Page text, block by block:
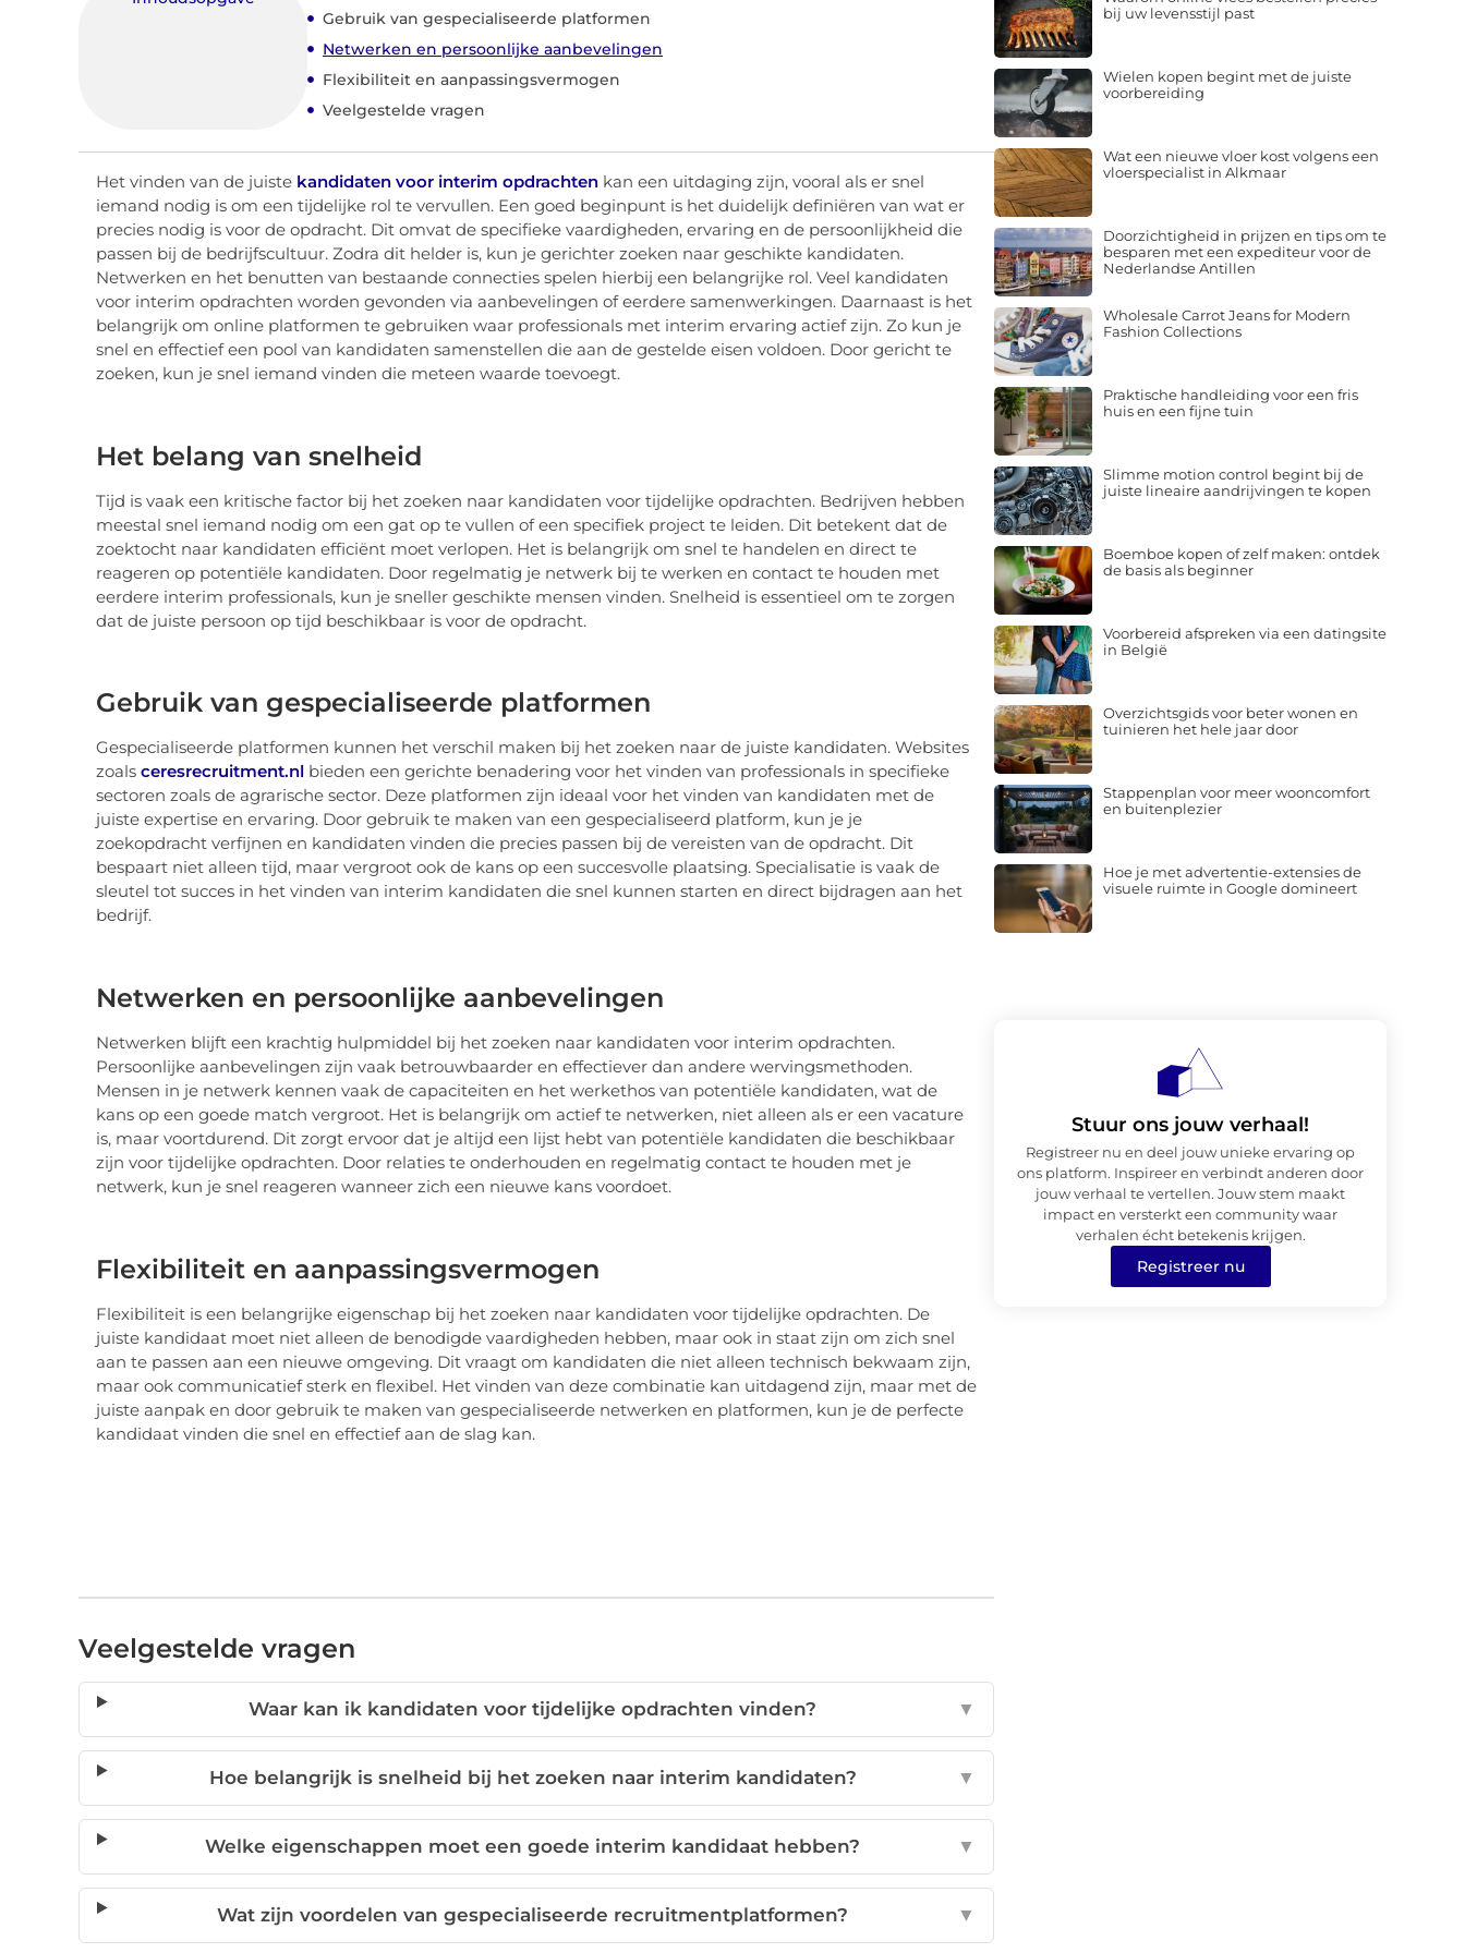
Gebruik van gespecialiseerde platformen
Netwerken en persoonlijke aanbevelingen
Flexibiliteit en aanpassingsvermogen
Veelgestelde vragen
Het vinden van de juiste kandidaten voor interim opdrachten kan een uitdaging zijn, vooral als er snel
iemand nodig is om een tijdelijke rol te vervullen. Een goed beginpunt is het duidelijk definiëren van wat er
precies nodig is voor de opdracht. Dit omvat de specifieke vaardigheden, ervaring en de persoonlijkheid die
passen bij de bedrijfscultuur. Zodra dit helder is, kun je gerichter zoeken naar geschikte kandidaten.
Netwerken en het benutten van bestaande connecties spelen hierbij een belangrijke rol. Veel kandidaten
voor interim opdrachten worden gevonden via aanbevelingen of eerdere samenwerkingen. Daarnaast is het
belangrijk om online platformen te gebruiken waar professionals met interim ervaring actief zijn. Zo kun je
snel en effectief een pool van kandidaten samenstellen die aan de gestelde eisen voldoen. Door gericht te
zoeken, kun je snel iemand vinden die meteen waarde toevoegt.
Het belang van snelheid
Tijd is vaak een kritische factor bij het zoeken naar kandidaten voor tijdelijke opdrachten. Bedrijven hebben
meestal snel iemand nodig om een gat op te vullen of een specifiek project te leiden. Dit betekent dat de
zoektocht naar kandidaten efficiënt moet verlopen. Het is belangrijk om snel te handelen en direct te
reageren op potentiële kandidaten. Door regelmatig je netwerk bij te werken en contact te houden met
eerdere interim professionals, kun je sneller geschikte mensen vinden. Snelheid is essentieel om te zorgen
dat de juiste persoon op tijd beschikbaar is voor de opdracht.
Gebruik van gespecialiseerde platformen
Gespecialiseerde platformen kunnen het verschil maken bij het zoeken naar de juiste kandidaten. Websites
zoals ceresrecruitment.nl bieden een gerichte benadering voor het vinden van professionals in specifieke
sectoren zoals de agrarische sector. Deze platformen zijn ideaal voor het vinden van kandidaten met de
juiste expertise en ervaring. Door gebruik te maken van een gespecialiseerd platform, kun je je
zoekopdracht verfijnen en kandidaten vinden die precies passen bij de vereisten van de opdracht. Dit
bespaart niet alleen tijd, maar vergroot ook de kans op een succesvolle plaatsing. Specialisatie is vaak de
sleutel tot succes in het vinden van interim kandidaten die snel kunnen starten en direct bijdragen aan het
bedrijf.
Netwerken en persoonlijke aanbevelingen
Netwerken blijft een krachtig hulpmiddel bij het zoeken naar kandidaten voor interim opdrachten.
Persoonlijke aanbevelingen zijn vaak betrouwbaarder en effectiever dan andere wervingsmethoden.
Mensen in je netwerk kennen vaak de capaciteiten en het werkethos van potentiële kandidaten, wat de
kans op een goede match vergroot. Het is belangrijk om actief te netwerken, niet alleen als er een vacature
is, maar voortdurend. Dit zorgt ervoor dat je altijd een lijst hebt van potentiële kandidaten die beschikbaar
zijn voor tijdelijke opdrachten. Door relaties te onderhouden en regelmatig contact te houden met je
netwerk, kun je snel reageren wanneer zich een nieuwe kans voordoet.
Flexibiliteit en aanpassingsvermogen
Flexibiliteit is een belangrijke eigenschap bij het zoeken naar kandidaten voor tijdelijke opdrachten. De
juiste kandidaat moet niet alleen de benodigde vaardigheden hebben, maar ook in staat zijn om zich snel
aan te passen aan een nieuwe omgeving. Dit vraagt om kandidaten die niet alleen technisch bekwaam zijn,
maar ook communicatief sterk en flexibel. Het vinden van deze combinatie kan uitdagend zijn, maar met de
juiste aanpak en door gebruik te maken van gespecialiseerde netwerken en platformen, kun je de perfecte
kandidaat vinden die snel en effectief aan de slag kan.
Veelgestelde vragen
Waar kan ik kandidaten voor tijdelijke opdrachten vinden? ▼
Hoe belangrijk is snelheid bij het zoeken naar interim kandidaten? ▼
Welke eigenschappen moet een goede interim kandidaat hebben? ▼
Wat zijn voordelen van gespecialiseerde recruitmentplatformen? ▼
bij uw levensstijl past
Wielen kopen begint met de juiste
voorbereiding
Wat een nieuwe vloer kost volgens een
vloerspecialist in Alkmaar
Doorzichtigheid in prijzen en tips om te
besparen met een expediteur voor de
Nederlandse Antillen
Wholesale Carrot Jeans for Modern
Fashion Collections
Praktische handleiding voor een fris
huis en een fijne tuin
Slimme motion control begint bij de
juiste lineaire aandrijvingen te kopen
Boemboe kopen of zelf maken: ontdek
de basis als beginner
Voorbereid afspreken via een datingsite
in België
Overzichtsgids voor beter wonen en
tuinieren het hele jaar door
Stappenplan voor meer wooncomfort
en buitenplezier
Hoe je met advertentie-extensies de
visuele ruimte in Google domineert
Stuur ons jouw verhaal!
Registreer nu en deel jouw unieke ervaring op
ons platform. Inspireer en verbindt anderen door
jouw verhaal te vertellen. Jouw stem maakt
impact en versterkt een community waar
verhalen écht betekenis krijgen.
Registreer nu